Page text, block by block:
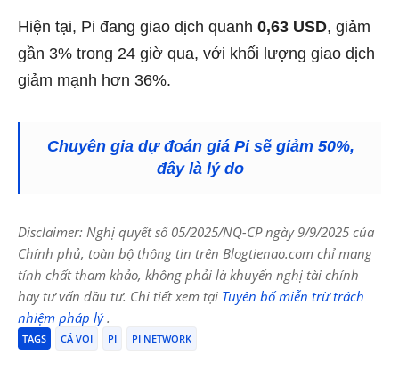
Hiện tại, Pi đang giao dịch quanh 0,63 USD, giảm
gần 3% trong 24 giờ qua, với khối lượng giao dịch
giảm mạnh hơn 36%.
Chuyên gia dự đoán giá Pi sẽ giảm 50%,
đây là lý do
Disclaimer: Nghị quyết số 05/2025/NQ-CP ngày 9/9/2025 của
Chính phủ, toàn bộ thông tin trên Blogtienao.com chỉ mang
tính chất tham khảo, không phải là khuyến nghị tài chính
hay tư vấn đầu tư. Chi tiết xem tại Tuyên bố miễn trừ trách
nhiệm pháp lý.
TAGS CÁ VOI PI PI NETWORK